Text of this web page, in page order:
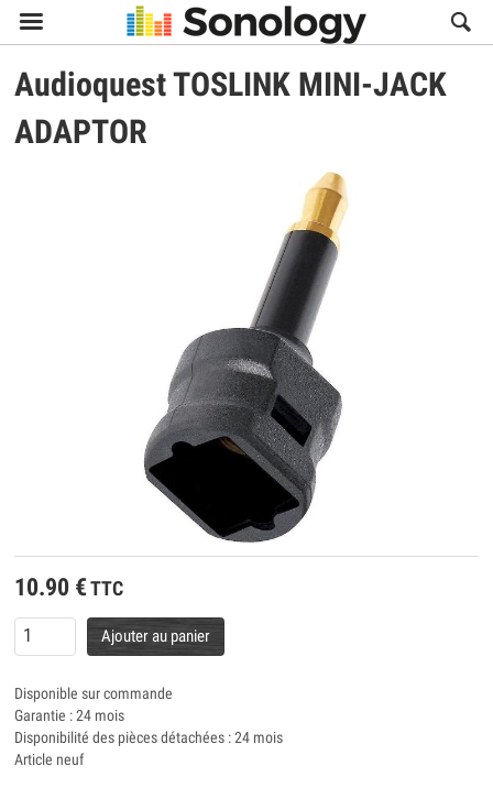

AudioquestTOSLINK MINI-JACK
ADAPTOR
10.90 € TTC
Ajouter au panier
Disponible sur commande
Garantie : 24 mois
Disponibilité des pièces détachées : 24 mois
Article neuf